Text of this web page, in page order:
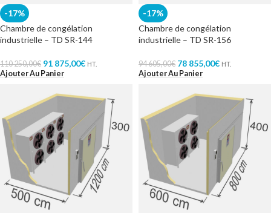
-17%
Chambre de congélation
industrielle – TD SR-144
110 250,00€ 91 875,00€ HT.
Ajouter Au Panier
-17%
Chambre de congélation
industrielle – TD SR-156
94 605,00€ 78 855,00€ HT.
Ajouter Au Panier